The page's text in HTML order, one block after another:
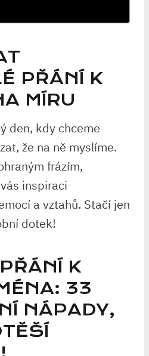
PŘÁNÍ K
MÍRU
den, kdy chceme
že na ně myslíme.
frázím,
inspiraci
a vztahů. Stačí jen
dotek!
K
33
NÁPADY,